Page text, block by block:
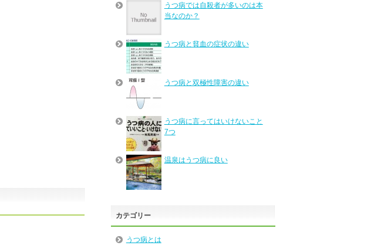
うつ病では自殺者が多いのは本
当なのか？
うつ病と貧血の症状の違い
うつ病と双極性障害の違い
うつ病に言ってはいけないこと
7つ
温泉はうつ病に良い
カテゴリー
うつ病とは